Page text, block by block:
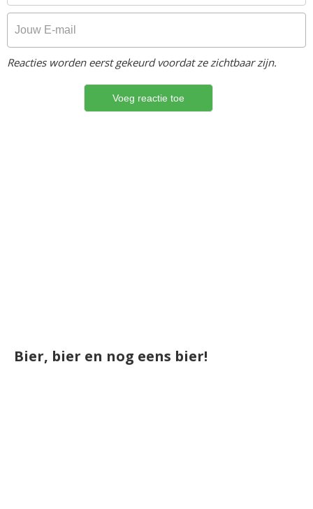
Reacties worden eerst gekeurd voordat ze zichtbaar zijn.
Bier, bier en nog eens bier!